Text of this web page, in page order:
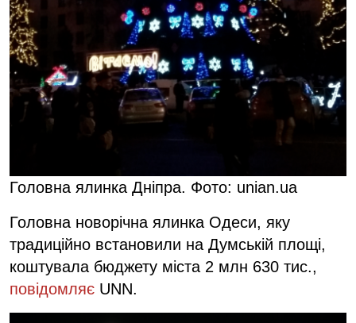
Головна ялинка Дніпра. Фото: unian.ua
Головна новорічна ялинка Одеси, яку
традиційно встановили на Думській площі,
коштувала бюджету міста 2 млн 630 тис.,
повідомляє UNN.